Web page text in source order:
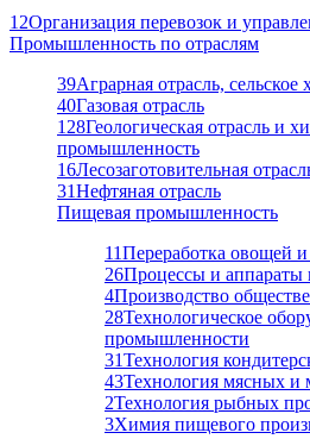
12Организация перевозок и
Промышленность по отраслям
39Аграрная отрасль, сельское
40Газовая отрасль
128Геологическая отрасль и
промышленность
16Лесозаготовительная
31Нефтяная отрасль
Пищевая промышленность
11Переработка овощей и
26Процессы и аппараты
4Производство
28Технологическое
промышленности
31Технология
43Технология мясных и
2Технология рыбных
3Химия пищевого